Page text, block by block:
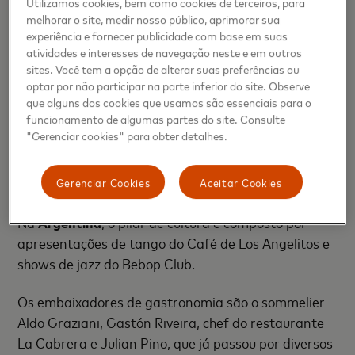
inserida no movimento"Faça Parte: comece o que
não Preço", lançado pela Mastercard em maio com
o objetivo combater a fome e reduzir os efeitos da
pandemia. Com isso, o valor arrecadado com cada
venda realizada pela equipe de concierge será
revertido para doação de alimentos aos mais
afetados pela pandemia, fazendo parte da meta de
doação de 2 milhões de refeições divulgada
inicialmente pelo movimento.
NaArgentina, o pilar de cultura é composto por
apresentações de tango do Café de Los Angelitos e
shows de jazz do Bebop Club.
Os embaixadores de gastronomia são o sommelier
Aldo Graziani, Gastón Riveira, chef do restaurante
La Cabrera e Julian Pino, que já passou por diversos
melhorar o site, medir nosso público, aprimorar sua
experiência e fornecer publicidade com base em suas
atividades e interesses de navegação neste e em outros
sites. Você tem a opção de alterar suas preferências ou
optar por não participar na parte inferior do site. Observe
que alguns dos cookies que usamos são essenciais para o
funcionamento de algumas partes do site. Consulte
"Gerenciar cookies" para obter detalhes.
Aceitar Cookies
Gerenciar Cookies